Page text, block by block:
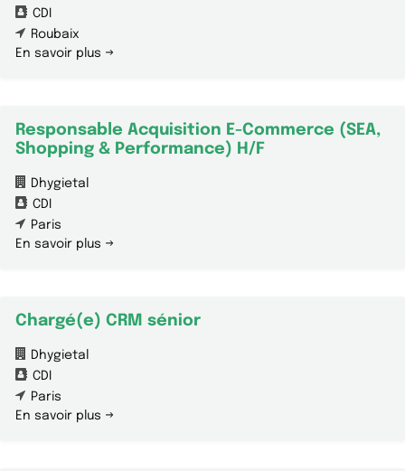
CDI
Roubaix
En savoir plus
Responsable Acquisition E-Commerce (SEA,
Shopping & Performance) H/F
Dhygietal
CDI
Paris
En savoir plus
Chargé(e) CRM sénior
Dhygietal
CDI
Paris
En savoir plus